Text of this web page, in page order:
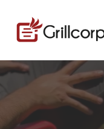
content